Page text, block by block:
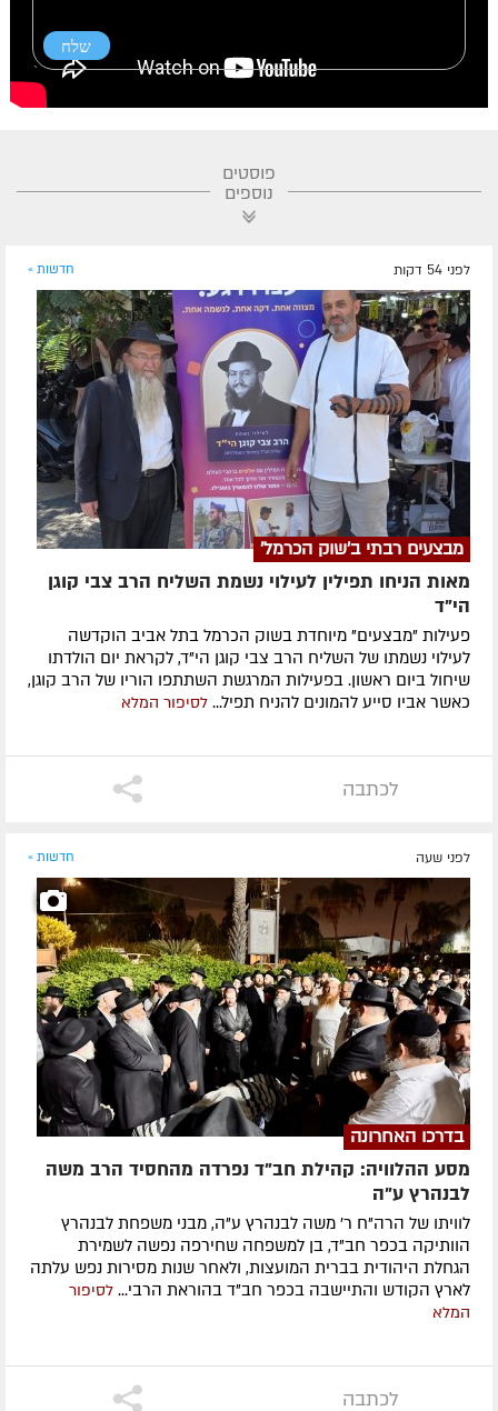
פוסטים
נוספים
לפני 54 דקות חדשות »
מבצעים רבתי ב'שוק הכרמל'
מאות הניחו תפילין לעילוי נשמת השליח הרב צבי קוגן
הי”ד
פעילות "מבצעים" מיוחדת בשוק הכרמל בתל אביב הוקדשה
לעילוי נשמתו של השליח הרב צבי קוגן הי"ד, לקראת יום הולדתו
שיחול ביום ראשון. בפעילות המרגשת השתתפו הוריו של הרב קוגן,
כאשר אביו סייע להמונים להניח תפיל... לסיפור המלא
לכתבה
לפני שעה חדשות »
בדרכו האחרונה
מסע ההלוויה: קהילת חב"ד נפרדה מהחסיד הרב משה
לבנהרץ ע"ה
לוויתו של הרה"ח ר' משה לבנהרץ ע"ה, מבני משפחת לבנהרץ
הוותיקה בכפר חב"ד, בן למשפחה שחירפה נפשה לשמירת
הגחלת היהודית בברית המועצות, ולאחר שנות מסירות נפש עלתה
לארץ הקודש והתיישבה בכפר חב"ד בהוראת הרבי... לסיפור
המלא
לכתבה